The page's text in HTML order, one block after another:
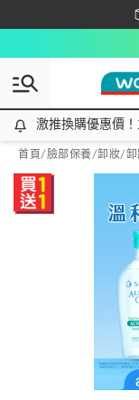
激推換購優惠價！立
激推換購優惠價
首頁/臉部保養/卸妝/